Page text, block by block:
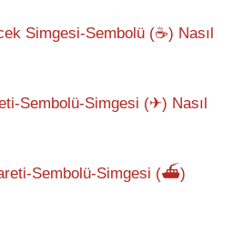
Simgesi-Sembolü (☕) Nasıl
Sembolü-Simgesi (✈) Nasıl
Sembolü-Simgesi (⛴)